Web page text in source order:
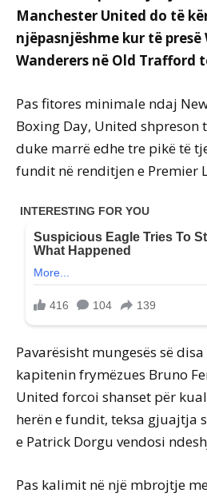
Manchester United do të
njëpasnjëshme kur të
Wanderers në Old Trafford
Pas fitores minimale ndaj
Boxing Day, United shpreson
duke marrë edhe tre pikë të
fundit në renditjen e Premier
Pavarësisht mungesës së
kapitenin frymëzues Bruno
United forcoi shanset për
herën e fundit, teksa gjuajtja
e Patrick Dorgu vendosi
Pas kalimit në një mbrojtje